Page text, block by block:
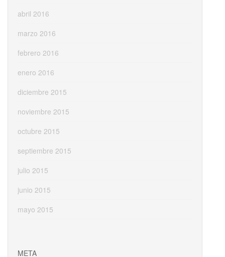
abril 2016
marzo 2016
febrero 2016
enero 2016
diciembre 2015
noviembre 2015
octubre 2015
septiembre 2015
julio 2015
junio 2015
mayo 2015
META